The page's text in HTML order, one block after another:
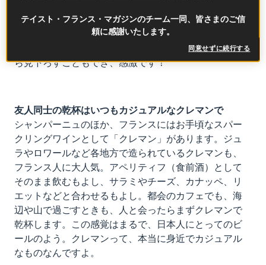
夏は「ルイナール・ソムリエ・チャレンジ2021」フラ
ンス大会の優勝者に贈られる研修旅行で出かけること
ができました。研修旅行では、気球に乗って畑を空か
ら見下ろすこともでき、感激です！
友人同士の乾杯はいつもカジュアルなクレマンで
シャンパーニュのほか、フランスにはお手頃なスパー
クリングワインとして「クレマン」があります。ジュ
ラやロワールなど各地方で造られているクレマンも、
フランス人に大人気。アペリティフ（食前酒）として
そのまま飲むもよし、サラミやチーズ、カナッペ、リ
エットなどと合わせるもよし。都会のカフェでも、海
辺や山で過ごすときも、人と会ったらまずクレマンで
乾杯します。この感覚はまるで、日本人にとってのビ
ールのよう。クレマンって、本当に身近でカジュアル
なものなんですよ。
テイスト・フランス・マガジンのチーム一同、皆さまのご信
頼に感謝いたします。
同意せずに続行する